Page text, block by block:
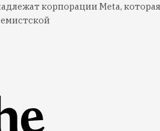
корпорации Meta, которая